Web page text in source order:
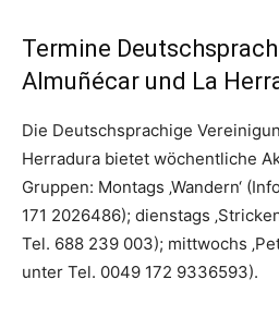
Termine
Almuñécar und La
Die Deutschsprachige
Herradura bietet wöchentliche
Gruppen: Montags ‚Wandern‘
171 2026486); dienstags
Tel. 688 239 003); mittwochs
unter Tel. 0049 172 9336593).